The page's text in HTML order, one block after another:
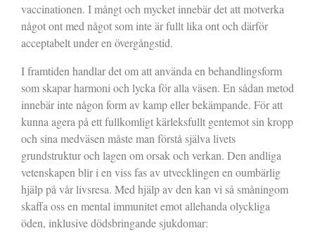
vaccinationen. I mångt och mycket innebär det att motverka
något ont med något som inte är fullt lika ont och därför
acceptabelt under en övergångstid.
I framtiden handlar det om att använda en behandlingsform
som skapar harmoni och lycka för alla väsen. En sådan metod
innebär inte någon form av kamp eller bekämpande. För att
kunna agera på ett fullkomligt kärleksfullt gentemot sin kropp
och sina medväsen måste man förstå själva livets
grundstruktur och lagen om orsak och verkan. Den andliga
vetenskapen blir i en viss fas av utvecklingen en oumbärlig
hjälp på vår livsresa. Med hjälp av den kan vi så småningom
skaffa oss en mental immunitet emot allehanda olyckliga
öden, inklusive dödsbringande sjukdomar: